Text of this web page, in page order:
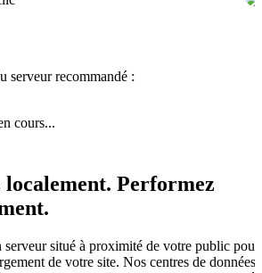
serveur recommandé :
cours...
localement. Performez
serveur situé à proximité de votre public pour
de votre site. Nos centres de données